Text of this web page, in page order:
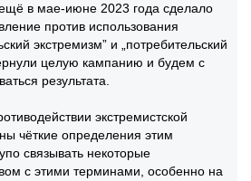
в мае-июне 2023 года сделало
против использования
экстремизм” и „потребительский
целую кампанию и будем с
результата.
экстремистской
чёткие определения этим
связывать некоторые
с этими терминами, особенно на